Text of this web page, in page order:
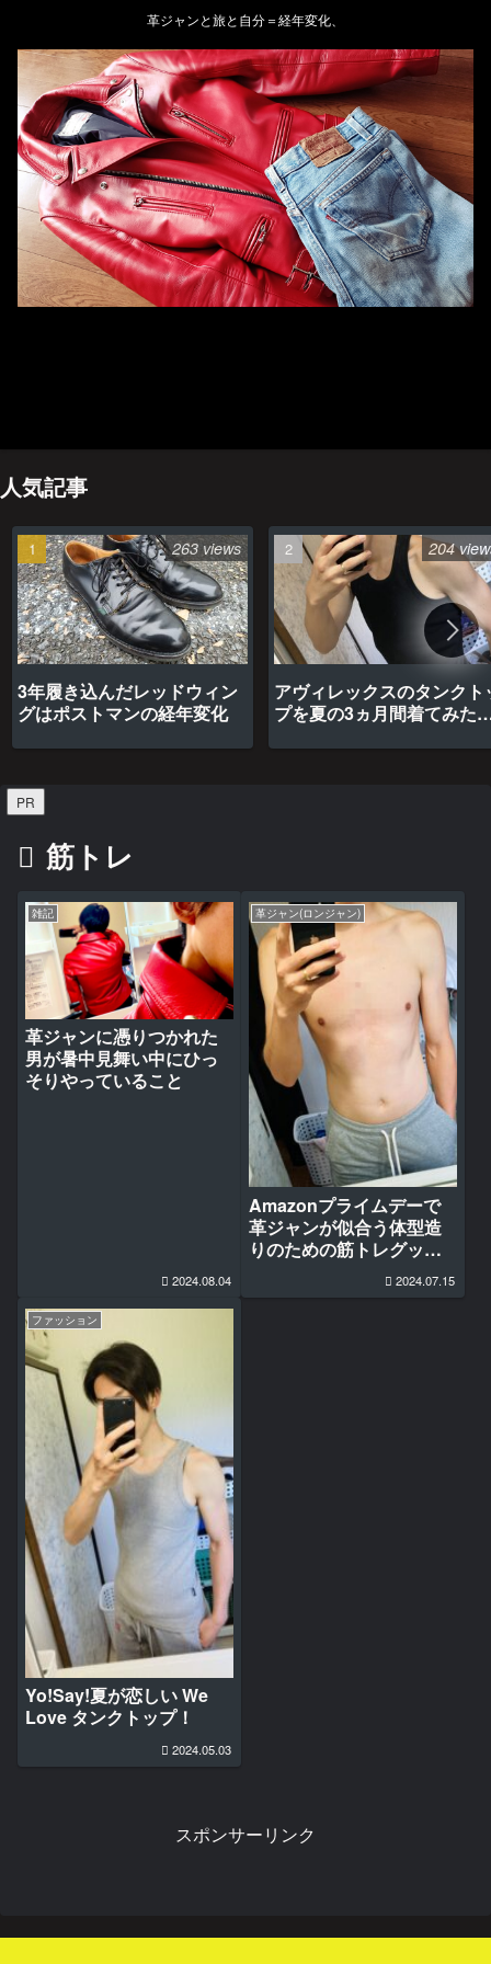
革ジャンと旅と自分＝経年変化、
人気記事
3年履き込んだレッドウィン
グはポストマンの経年変化
263 views
アヴィレックスのタンクト
プを夏の3ヵ月間着てみた
204
PR
筋トレ
雑記
革ジャンに憑りつかれた
男が暑中見舞い中にひっ
そりやっていること
2024.08.04
革ジャン(ロンジャン)
Amazonプライムデーで
革ジャンが似合う体型造
りのための筋トレグッズ
2024.07.15
ファッション
Yo!Say!夏が恋しい We
Love タンクトップ！
2024.05.03
スポンサーリンク